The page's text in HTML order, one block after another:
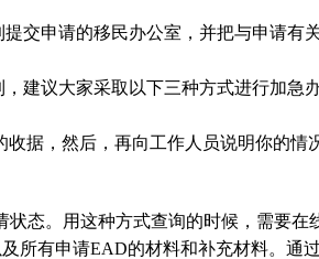
交申请的移民办公室，并把与申请有
建议大家采取以下三种方式进行加急办
据，然后，再向工作人员说明你的
状态。用这种方式查询的时候，需要在
所有申请EAD的材料和补充材料。